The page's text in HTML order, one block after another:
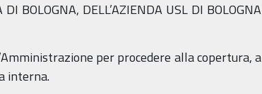
BOLOGNA, DELL’AZIENDA USL DI BOLOGNA
per procedere alla copertura, a
interna.